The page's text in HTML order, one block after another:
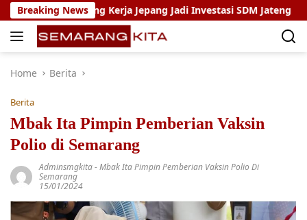
Skip
to
content
Breaking News
Magang Kerja Jepang Jadi Investasi SDM Jateng
Home Berita
Berita
Mbak Ita Pimpin Pemberian Vaksin
Polio di Semarang
Adminsmgkita-Mbak Ita Pimpin Pemberian Vaksin Polio Di
Semarang
15/01/2024